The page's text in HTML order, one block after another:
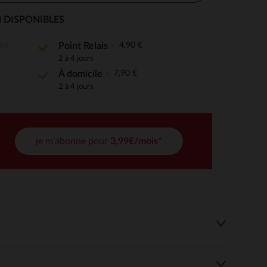
de confidentialité, en garantissant la conformité avec
Point Relais 4,90 €
2 à 4 jours
À domicile 7,90 €
2 à 4 jours
je m'abonne pour 3,99€/mois*